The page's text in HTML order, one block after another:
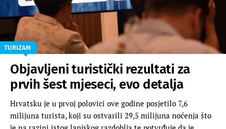
TURIZAM
Objavljeni turistički rezultati za
prvih šest mjeseci, evo detalja
Hrvatsku je u prvoj polovici ove godine posjetilo 7,6
milijuna turista, koji su ostvarili 29,5 milijuna noćenja što